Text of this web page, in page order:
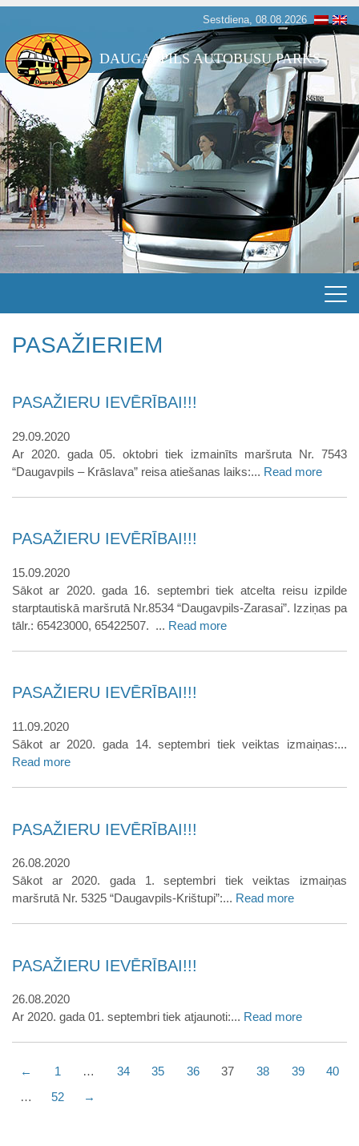
Sestdiena, 08.08.2026
DAUGAVPILS AUTOBUSU PARKS
PASAŽIERIEM
PASAŽIERU IEVĒRĪBAI!!!
29.09.2020
Ar 2020. gada 05. oktobri tiek izmainīts maršruta Nr. 7543
“Daugavpils – Krāslava” reisa atiešanas laiks:... Read more
PASAŽIERU IEVĒRĪBAI!!!
15.09.2020
Sākot ar 2020. gada 16. septembri tiek atcelta reisu izpilde
starptautiskā maršrutā Nr.8534 “Daugavpils-Zarasai”. Izziņas pa
tālr.: 65423000, 65422507. ... Read more
PASAŽIERU IEVĒRĪBAI!!!
11.09.2020
Sākot ar 2020. gada 14. septembri tiek veiktas izmaiņas:...
Read more
PASAŽIERU IEVĒRĪBAI!!!
26.08.2020
Sākot ar 2020. gada 1. septembri tiek veiktas izmaiņas
maršrutā Nr. 5325 “Daugavpils-Krištupi”:... Read more
PASAŽIERU IEVĒRĪBAI!!!
26.08.2020
Ar 2020. gada 01. septembri tiek atjaunoti:... Read more
← 1 … 34 35 36 37 38 39
40
…
52 →